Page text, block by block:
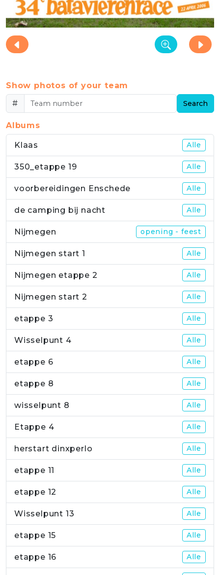
Show photos of your team
#
Search
Albums
Klaas Alle
350_etappe 19 Alle
voorbereidingen Enschede Alle
de camping bij nacht Alle
Nijmegen opening - feest
Nijmegen start 1 Alle
Nijmegen etappe 2 Alle
Nijmegen start 2 Alle
etappe 3 Alle
Wisselpunt 4 Alle
etappe 6 Alle
etappe 8 Alle
wisselpunt 8 Alle
Etappe 4 Alle
herstart dinxperlo Alle
etappe 11 Alle
etappe 12 Alle
Wisselpunt 13 Alle
etappe 15 Alle
etappe 16 Alle